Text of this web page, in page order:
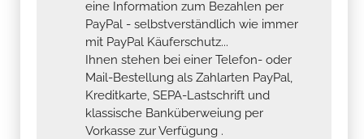
eine Information zum Bezahlen per
PayPal - selbstverständlich wie immer
mit PayPal Käuferschutz...
Ihnen stehen bei einer Telefon- oder
Mail-Bestellung als Zahlarten PayPal,
Kreditkarte, SEPA-Lastschrift und
klassische Banküberweiung per
Vorkasse zur Verfügung .